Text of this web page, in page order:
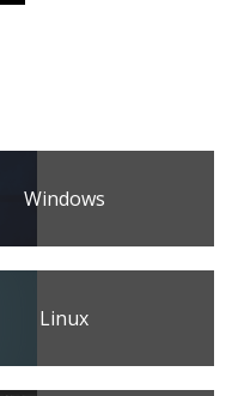
Windows
Linux